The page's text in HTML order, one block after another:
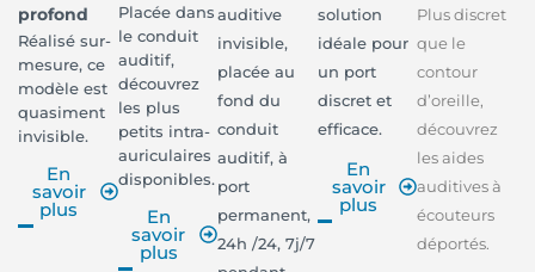
profond
Réalisé sur-
mesure, ce
modèle est
quasiment
invisible.
En
savoir
plus
Placée dans
le conduit
auditif,
découvrez
les plus
petits intra-
auriculaires
disponibles.
En
savoir
plus
auditive
invisible,
placée au
fond du
conduit
auditif, à
port
permanent,
24h /24, 7j/7
solution
idéale pour
un port
discret et
efficace.
En
savoir
plus
Plus discret
que le
contour
d’oreille,
découvrez
les aides
auditives à
écouteurs
déportés.